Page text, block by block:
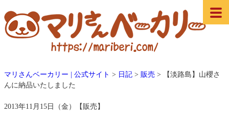
マリさんベーカリー | 公式サイト > 日記 > 販売 >
【淡路島】山櫻さ
んに納品いたしました
2013年11月15日（金）【販売】